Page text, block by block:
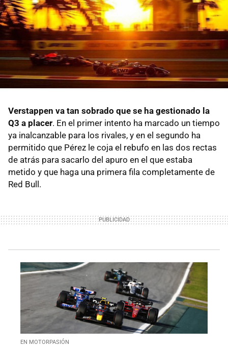
Verstappen va tan sobrado que se ha gestionado la
Q3 a placer. En el primer intento ha marcado un tiempo
ya inalcanzable para los rivales, y en el segundo ha
permitido que Pérez le coja el rebufo en las dos rectas
de atrás para sacarlo del apuro en el que estaba
metido y que haga una primera fila completamente de
Red Bull.
EN MOTORPASIÓN